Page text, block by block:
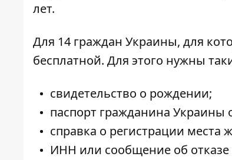
лет.
Для 14 граждан Украины, для
бесплатной. Для этого нужны
свидетельство о рождении;
паспорт гражданина Украины
справка о регистрации места
ИНН или сообщение об отказе